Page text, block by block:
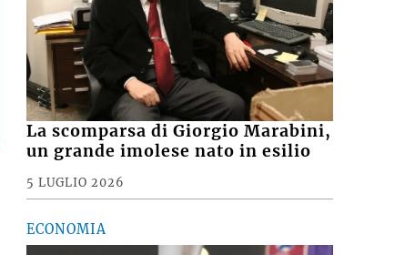
La scomparsa di Giorgio Marabini,
un grande imolese nato in esilio
5 LUGLIO 2026
ECONOMIA